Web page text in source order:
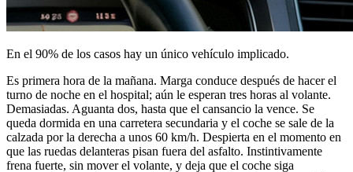
En el 90% de los casos hay un único vehículo implicado.
Es primera hora de la mañana. Marga conduce después de hacer el
turno de noche en el hospital; aún le esperan tres horas al volante.
Demasiadas. Aguanta dos, hasta que el cansancio la vence. Se
queda dormida en una carretera secundaria y el coche se sale de la
calzada por la derecha a unos 60 km/h. Despierta en el momento en
que las ruedas delanteras pisan fuera del asfalto. Instintivamente
frena fuerte, sin mover el volante, y deja que el coche siga